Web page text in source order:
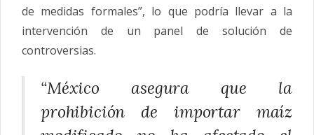
de medidas formales”, lo que podría llevar a la
intervención de un panel de solución de
controversias.
“México asegura que la
prohibición de importar maíz